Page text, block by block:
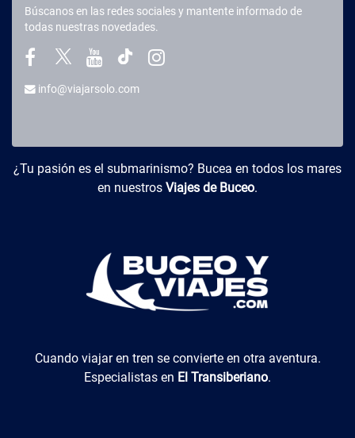
Búscanos en las redes sociales y mantente informado de
todas nuestras novedades.
info@viajarsolo.com
Buceo y Viajes
¿Tu pasión es el submarinismo? Bucea en todos los mares
en nuestros Viajes de Buceo.
El Transiberiano
Cuando viajar en tren se convierte en otra aventura.
Especialistas en El Transiberiano.